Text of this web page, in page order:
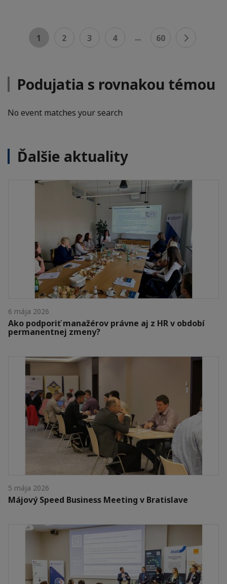
1 2 3 4 ... 60
Podujatia s rovnakou témou
No event matches your search
Ďalšie aktuality
6 mája 2026
Ako podporiť manažérov právne aj z HR v období
permanentnej zmeny?
5 mája 2026
Májový Speed Business Meeting v Bratislave